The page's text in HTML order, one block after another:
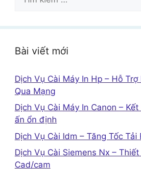
kiếm
Bài viết mới
Dịch Vụ Cài Máy In Hp – Hỗ Trợ
Qua Mạng
Dịch Vụ Cài Máy In Canon –
ấn ổn định
Dịch Vụ Cài Idm – Tăng Tốc Tải
Dịch Vụ Cài Siemens Nx – Thiết
Cad/cam